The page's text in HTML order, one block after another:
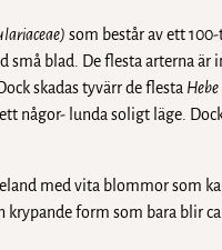
som består av ett
små blad. De flesta arterna
skadas tyvärr de flesta Hebe
någor- lunda soligt läge.
med vita blommor som
krypande form som bara blir